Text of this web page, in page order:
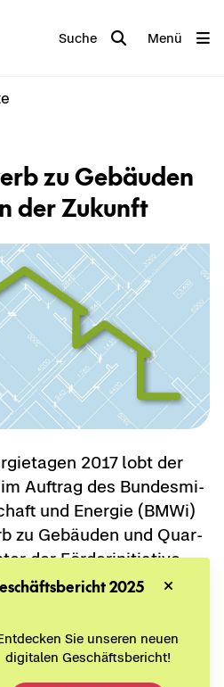
Suche Menü
zu Ge­bäu­den
der Zu­kunft
2017 lobt der
Auf­trag des Bun­des­mi­
und En­er­gie (BMWi)
zu Ge­bäu­den und Quar­
der För­der­initia­ti­ve
– In­no­va­ti­ve Vor­ha­ben
Ge­bäu­de­be­
Bau­her­ren (Teil I) sowie
2025
Sie unseren neuen
digitalen Geschäftsbericht!